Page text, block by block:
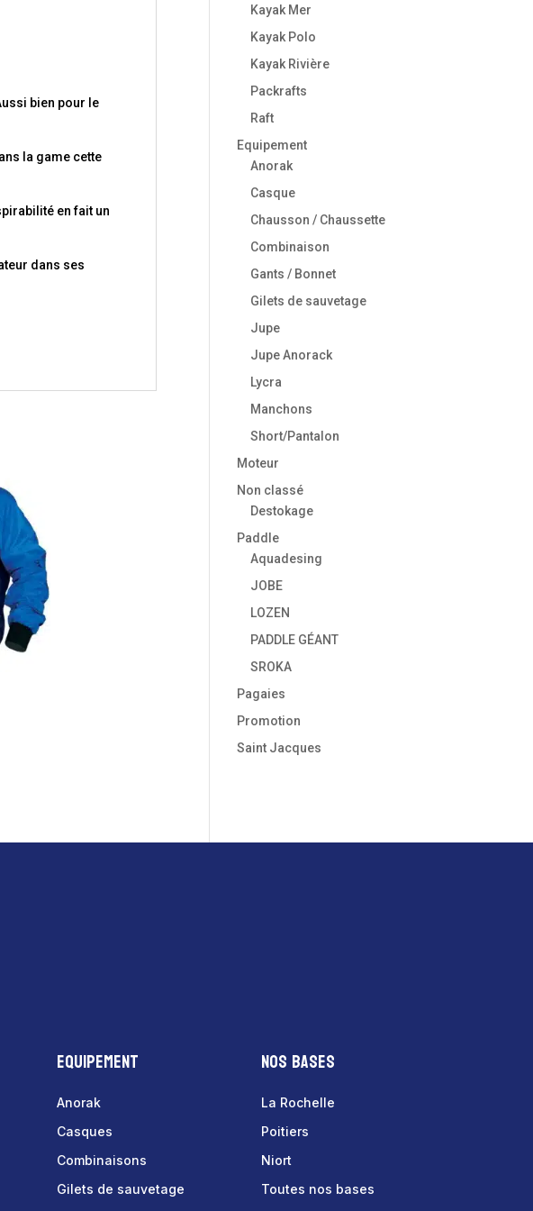
bien pour le
la game cette
en fait un
dans ses
Kayak Mer
Kayak Polo
Kayak Rivière
Packrafts
Raft
Equipement
Anorak
Casque
Chausson / Chaussette
Combinaison
Gants / Bonnet
Gilets de sauvetage
Jupe
Jupe Anorack
Lycra
Manchons
Short/Pantalon
Moteur
Non classé
Destokage
Paddle
Aquadesing
JOBE
LOZEN
PADDLE GÉANT
SROKA
Pagaies
Promotion
Saint Jacques
Equipement
Anorak
Casques
Combinaisons
Gilets de sauvetage
Nos bases
La Rochelle
Poitiers
Niort
Toutes nos bases